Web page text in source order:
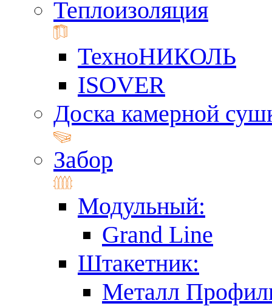
Теплоизоляция
ТехноНИКОЛЬ
ISOVER
Доска камерной
Забор
Модульный:
Grand Line
Штакетник:
Металл